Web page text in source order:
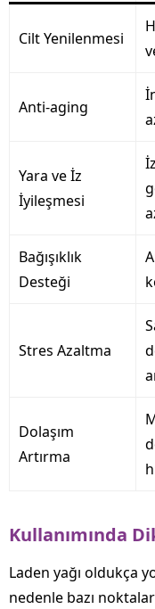
Cilt Yenilenmesi
Anti-aging
Yara ve İz
İyileşmesi
İz
Bağışıklık
Desteği
Stres Azaltma
Dolaşım
Artırma
Kullanımında
Laden yağı oldukça
nedenle bazı